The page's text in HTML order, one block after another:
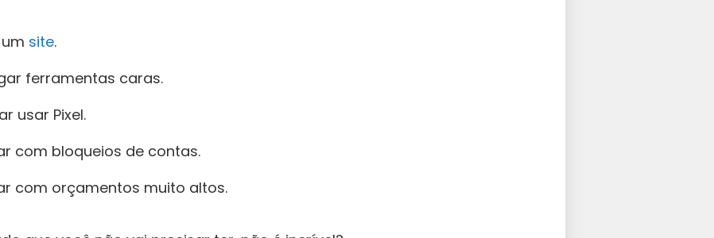
site.
ferramentas caras.
usar Pixel.
com bloqueios de contas.
com orçamentos muito altos.